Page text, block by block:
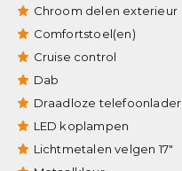
Chroom delen exterieur
Comfortstoel(en)
Cruise control
Dab
Draadloze telefoonlader
LED koplampen
Lichtmetalen velgen 17"